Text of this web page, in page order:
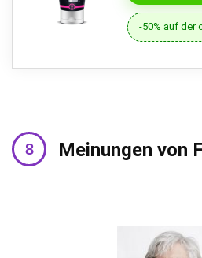
-50% auf der
Meinungen von